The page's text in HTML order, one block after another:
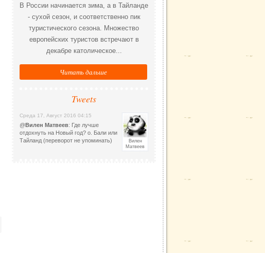
В России начинается зима, а в Тайланде
- сухой сезон, и соответственно пик
туристического сезона. Множество
европейских туристов встречают в
декабре католическое...
Читать дальше
Tweets
Среда 17, Август 2016 04:15
Вилен
Матвеев
@Вилен Матвеев: Где лучше
отдохнуть на Новый год? о. Бали или
Тайланд (переворот не упоминать)